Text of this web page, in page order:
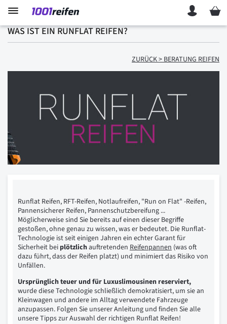
Mein
WAS IST EIN RUNFLAT REIFEN?
ZURÜCK > BERATUNG REIFEN
Runflat Reifen, RFT-Reifen, Notlaufreifen, "Run on Flat" -Reifen,
Pannensicherer Reifen, Pannenschutzbereifung ...
Möglicherweise sind Sie bereits auf einen dieser Begriffe
gestoßen, ohne genau zu wissen, was er bedeutet. Die Runflat-
Technologie ist seit einigen Jahren ein echter Garant für
Sicherheit bei plötzlichauftretenden Reifenpannen (was oft
dazu führt, dass der Reifen platzt) und minimiert das Risiko von
Unfällen.
Ursprünglich teuer und für Luxuslimousinen reserviert,
wurde diese Technologie schließlich demokratisiert, um sie an
Kleinwagen und andere im Alltag verwendete Fahrzeuge
anzupassen. Folgen Sie unserer Anleitung und finden Sie alle
unsere Tipps zur Auswahl der richtigen Runflat Reifen!